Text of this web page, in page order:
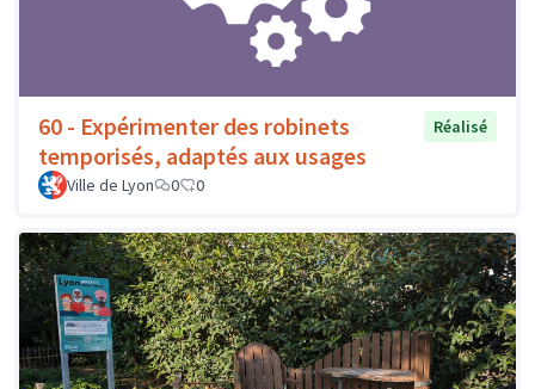
60 - Expérimenter des robinets
temporisés, adaptés aux usages
Réalisé
Ville de Lyon 0 0